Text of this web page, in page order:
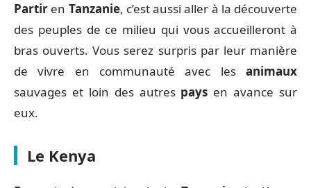
Partir en Tanzanie, c’est aussi aller à la découverte
des peuples de ce milieu qui vous accueilleront à
bras ouverts. Vous serez surpris par leur manière
de vivre en communauté avec les animaux
sauvages et loin des autres pays en avance sur
eux.
Le Kenya